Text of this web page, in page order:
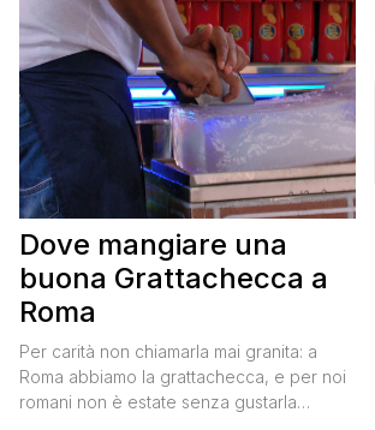
Dove mangiare una
buona Grattachecca a
Roma
Per carità non chiamarla mai granita: a
Roma abbiamo la grattachecca, e per noi
romani non è estate senza gustarla